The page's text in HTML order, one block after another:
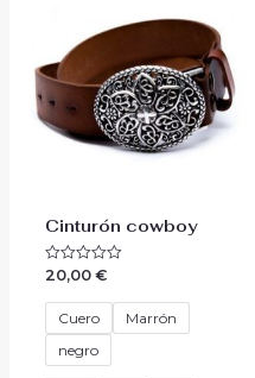
Cinturón cowboy
Valorado
0
5
20,00€
Cuero
Marrón
negro